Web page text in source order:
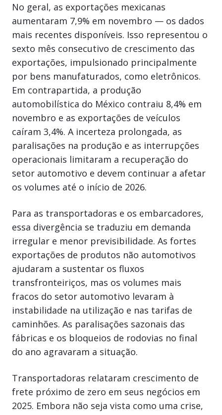
No geral, as exportações mexicanas
aumentaram 7,9% em novembro — os dados
mais recentes disponíveis. Isso representou o
sexto mês consecutivo de crescimento das
exportações, impulsionado principalmente
por bens manufaturados, como eletrônicos.
Em contrapartida, a produção
automobilística do México contraiu 8,4% em
novembro e as exportações de veículos
caíram 3,4%. A incerteza prolongada, as
paralisações na produção e as interrupções
operacionais limitaram a recuperação do
setor automotivo e devem continuar a afetar
os volumes até o início de 2026.
Para as transportadoras e os embarcadores,
essa divergência se traduziu em demanda
irregular e menor previsibilidade. As fortes
exportações de produtos não automotivos
ajudaram a sustentar os fluxos
transfronteiriços, mas os volumes mais
fracos do setor automotivo levaram à
instabilidade na utilização e nas tarifas de
caminhões. As paralisações sazonais das
fábricas e os bloqueios de rodovias no final
do ano agravaram a situação.
Transportadoras relataram crescimento de
frete próximo de zero em seus negócios em
2025. Embora não seja vista como uma crise,